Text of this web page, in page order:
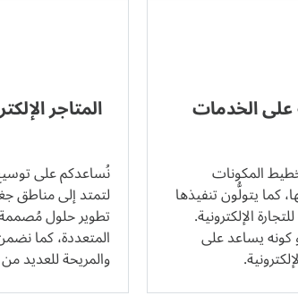
على الخدمات
المكونات
كما يتولُّون تنفيذها
الإلكترونية.
كونه يساعد على
المتاجر
نُساعدكم على توسيع
لتمتد إلى مناطق
تطوير حلول مُصممة
المتعددة، كما
والمريحة للعديد